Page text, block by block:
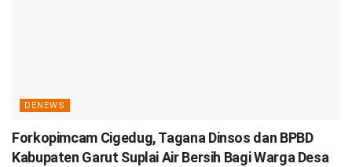
DENEWS
Forkopimcam Cigedug, Tagana Dinsos dan BPBD
Kabupaten Garut Suplai Air Bersih Bagi Warga Desa